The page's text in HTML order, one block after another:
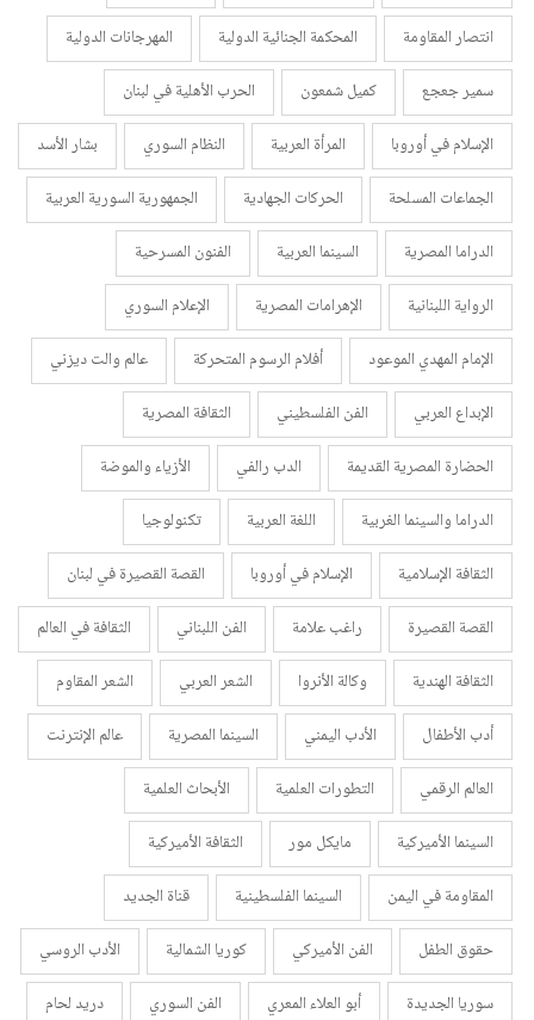
انتصار المقاومة
المحكمة الجنائية الدولية
المهرجانات الدولية
سمير جعجع
كميل شمعون
الحرب الأهلية في لبنان
الإسلام في أوروبا
المرأة العربية النظام السوري
بشار الأسد
الجماعات المسلحة
الحركات الجهادية
الجمهورية السورية العربية
الدراما المصرية
السينما العربية
الفنون المسرحية
الرواية اللبنانية
الإهرامات المصرية
الإعلام السوري
الإمام المهدي الموعود
أفلام الرسوم المتحركة
عالم والت ديزني
الإبداع العربي
الفن الفلسطيني
الثقافة المصرية
الحضارة المصرية القديمة
الدب رالفي
الأزياء والموضة
الدراما والسينما الغربية
اللغة العربية
تكنولوجيا
الثقافة الإسلامية
الإسلام في أوروبا
القصة القصيرة في لبنان
القصة القصيرة
راغب علامة الفن اللبناني
الثقافة في العالم
الثقافة الهندية
وكالة الأنروا الشعر العربي
الشعر المقاوم
أدب الأطفال
الأدب اليمني السينما المصرية
عالم الإنترنت
العالم الرقمي
التطورات العلمية
الأبحاث العلمية
السينما الأميركية
مايكل مور
الثقافة الأميركية
المقاومة في اليمن
السينما الفلسطينية
قناة الجديد
حقوق الطفل
الفن الأميركي كوريا الشمالية
الأدب الروسي
سوريا الجديدة
أبو العلاء المعري الفن السوري
دريد لحام